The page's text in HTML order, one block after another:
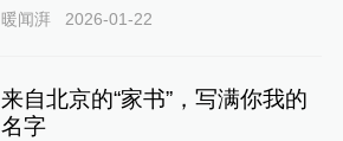
暖闻湃 2026-01-22
来自北京的“家书”，写满你我的
名字